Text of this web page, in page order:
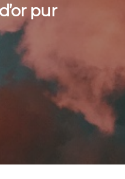
pur